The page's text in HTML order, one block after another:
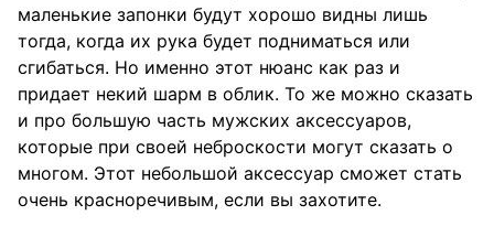
маленькие запонки будут хорошо видны лишь
тогда, когда их рука будет подниматься или
сгибаться. Но именно этот нюанс как раз и
придает некий шарм в облик. То же можно сказать
и про большую часть мужских аксессуаров,
которые при своей неброскости могут сказать о
многом. Этот небольшой аксессуар сможет стать
очень красноречивым, если вы захотите.